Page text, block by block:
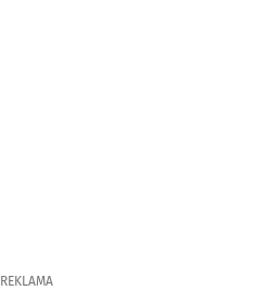
REKLAMA